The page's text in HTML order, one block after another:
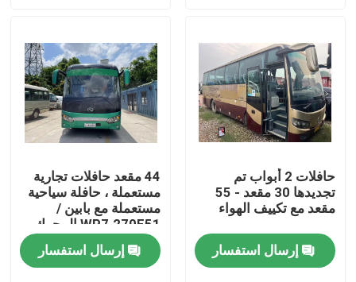
المنتجات
فيديوهات
معلومات عنا
جولة في المعمل
حافلات 2 أبواب تم
تجديدها 30 مقعد - 55
مقعد مع تكييف الهواء
إرسال استفسار
44 مقعد حافلات تجارية
مستعملة ، حافلة سياحية
مستعملة مع بابين /
WP7.270E51 المحرك
إرسال استفسار